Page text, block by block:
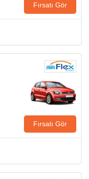
Fırsatı Gör
Fırsatı Gör